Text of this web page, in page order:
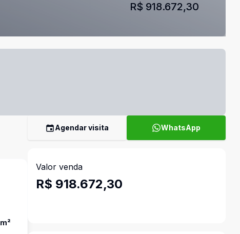
R$ 918.672,30
m²
Agendar visita WhatsApp
Valor venda
R$ 918.672,30